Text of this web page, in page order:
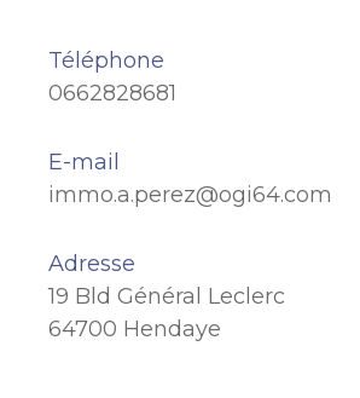
Téléphone
0662828681
E-mail
immo.a.perez@ogi64.com
Adresse
19 Bld Général Leclerc
64700 Hendaye